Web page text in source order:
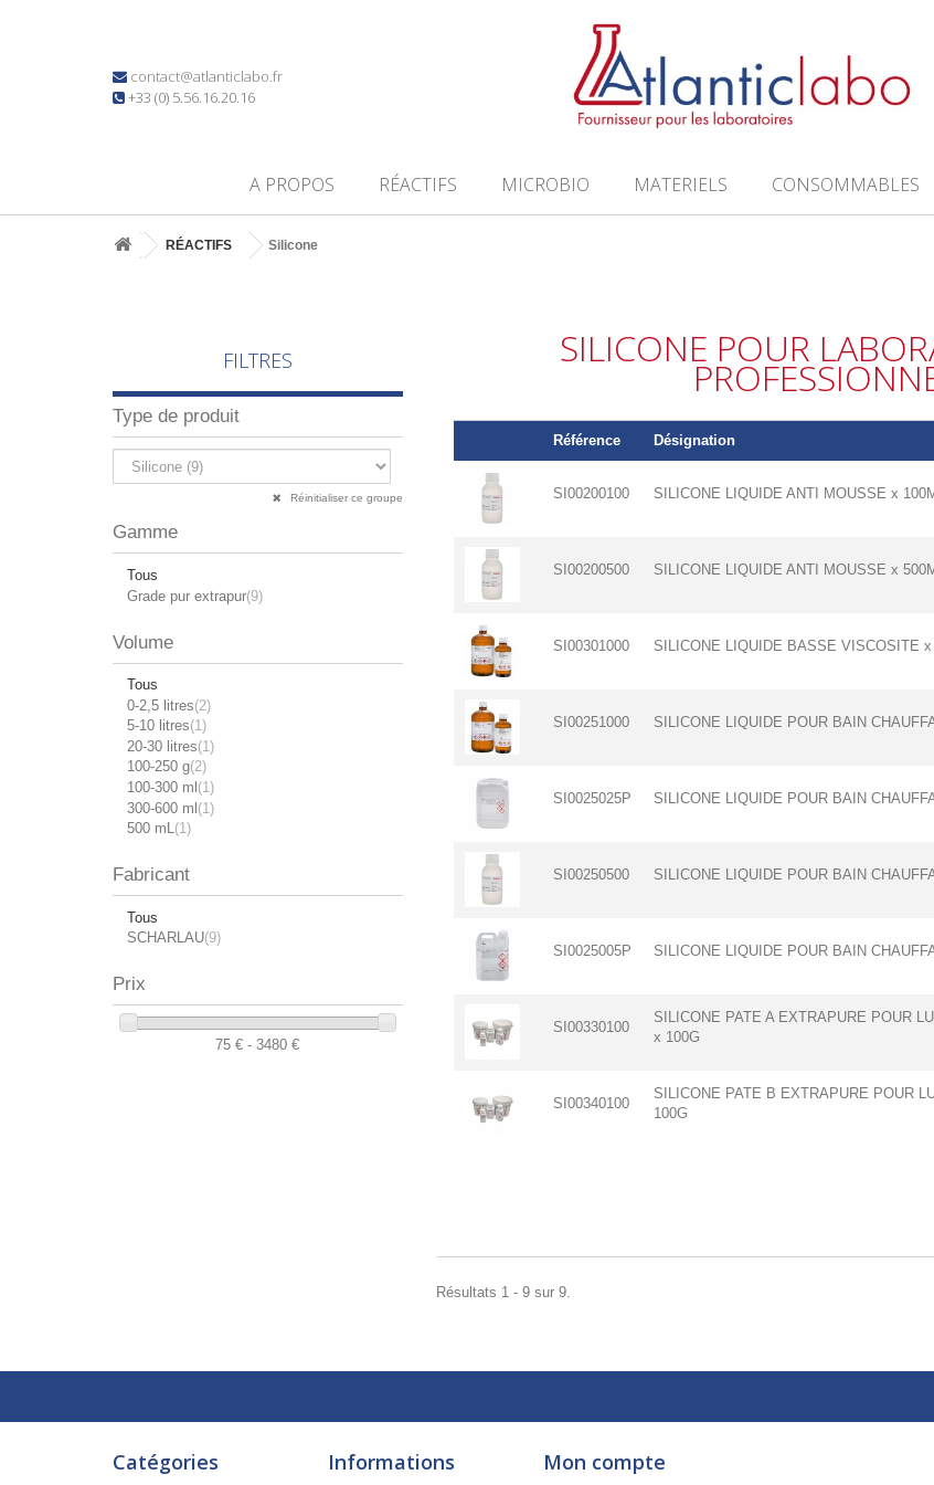
contact@atlanticlabo.fr
+33 (0) 5.56.16.20.16
A PROPOS RÉACTIFS MICROBIO MATERIELS CONSOMMABLES
RÉACTIFS Silicone
FILTRES
Type de produit
Réinitialiser ce groupe
Gamme
Tous
Grade pur extrapur(9)
Volume
Tous
0-2,5 litres(2)
5-10 litres(1)
20-30 litres(1)
100-250 g(2)
100-300 ml (1)
300-600 ml(1)
500 mL(1)
Fabricant
Tous
SCHARLAU(9)
Prix
75 € - 3480 €
SILICONE POUR
Référence Désignation
SI00200100 SILICONE LIQUIDE ANTI MOUSSE x
SI00200500 SILICONE LIQUIDE ANTI MOUSSE x
SI00301000 SILICONE LIQUIDE BASSE VISCOSITE
SI00251000 SILICONE LIQUIDE POUR BAIN
SI0025025P SILICONE LIQUIDE POUR BAIN
SI00250500 SILICONE LIQUIDE POUR BAIN
SI0025005P SILICONE LIQUIDE POUR BAIN
SI00330100
SILICONE PATE A EXTRAPURE POUR
x 100G
SI00340100
SILICONE PATE B EXTRAPURE POUR
100G
Résultats 1 - 9 sur 9.
Catégories Informations Mon compte